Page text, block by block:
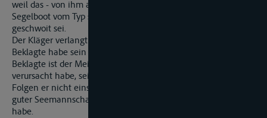
weil das - von ihm aus gesehen - in der Backbordbox liegende
Segelboot vom Typ seinerseits in die Box des Beklagten
geschwoit sei.
Der Kläger verlangt Ersatz seiner Schäden. Er trägt vor, der
Beklagte habe sein Boot nicht ordentlich festgemacht. Der
Beklagte ist der Meinung, der Wind, der die Schäden
verursacht habe, sei ein schicksalhaftes Ereignis, für dessen
Folgen er nicht einstehen müsse, da er sein Segelboot nach
guter Seemannschaft ordentlich und richtig festgemacht
habe.